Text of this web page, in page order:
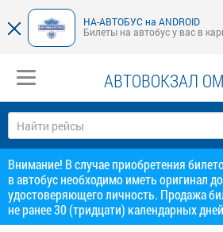
НА-АВТОБУС на ANDROID
Билеты на автобус у вас в
АВТОВОКЗАЛ
Внимание! В случае приобретения
в автобус необходимо иметь оригинал
удостоверяющего личность. Продажа
не ранее 30 (тридцати) календарных